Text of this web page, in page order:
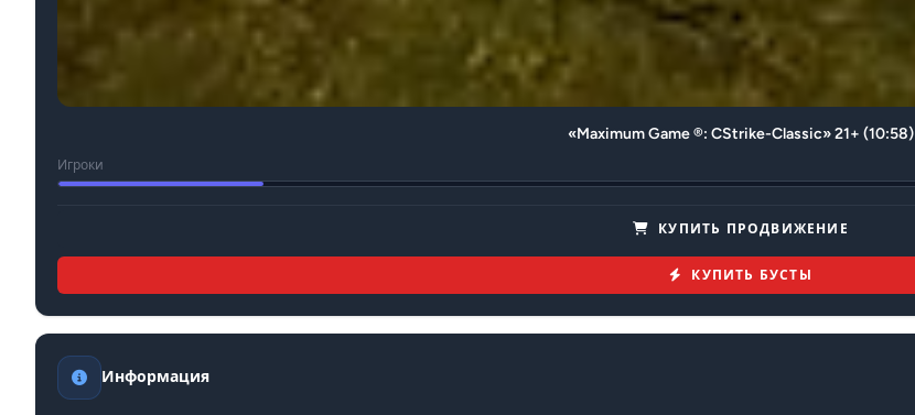
«Maximum Game ®: CStrike-Classic» 21+ (10:58)
Игроки
КУПИТЬ ПРОДВИЖЕНИЕ
КУПИТЬ БУСТЫ
Информация